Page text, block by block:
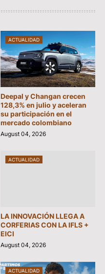
ACTUALIDAD
Deepal y Changan crecen
128,3% en julio y aceleran
su participación en el
mercado colombiano
August 04, 2026
ACTUALIDAD
LA INNOVACIÓN LLEGA A
CORFERIAS CON LA IFLS +
EICI
August 04, 2026
ACTUALIDAD